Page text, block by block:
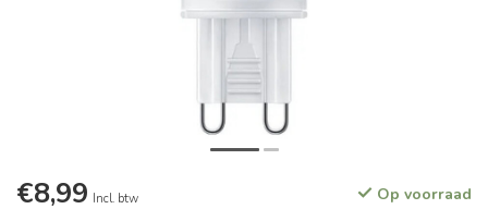
€8,99 Incl. btw Op voorraad